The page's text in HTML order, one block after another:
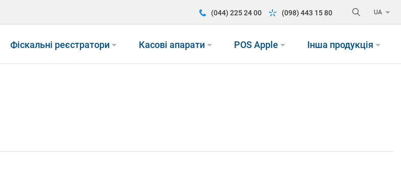
(044) 225 24 00 (098) 443 15 80 UA arrow_drop_down
Фіскальні реєстраториarrow_drop_down Касові апаратиarrow_drop_down POS Applearrow_drop_down Інша продукціяarrow_drop_down